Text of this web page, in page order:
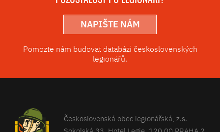
NAPIŠTE NÁM
Pomozte nám budovat databázi československých
legionářů.
Československá obec legionářská, z.s.